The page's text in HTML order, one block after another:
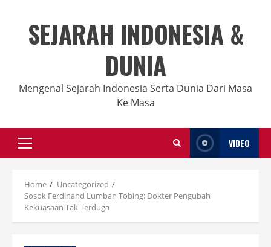
contentSEJARAH INDONESIA &
DUNIA
Mengenal Sejarah Indonesia Serta Dunia Dari Masa
Ke Masa
Primary
Menu
VIDEO
Home
Uncategorized
Sosok Ferdinand Lumban Tobing: Dokter Pengubah
Kekuasaan Tak Terduga